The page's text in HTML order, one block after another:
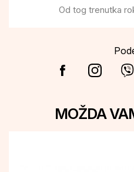
Od tog trenutka
MOŽDA